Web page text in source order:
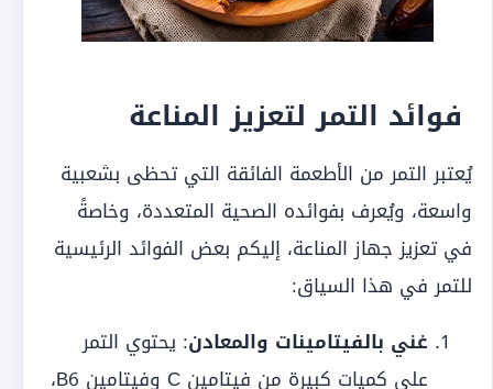
فوائد التمر لتعزيز المناعة
يُعتبر التمر من الأطعمة الفائقة التي تحظى بشعبية
واسعة، ويُعرف بفوائده الصحية المتعددة، وخاصةً
في تعزيز جهاز المناعة، إليكم بعض الفوائد الرئيسية
للتمر في هذا السياق:
غني بالفيتامينات والمعادن: يحتوي التمر
على كميات كبيرة من فيتامين C وفيتامين B6،